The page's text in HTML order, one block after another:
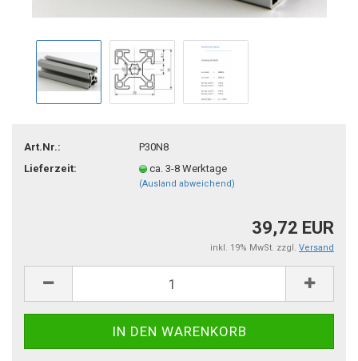
Art.Nr.:
P30N8
Lieferzeit:
ca. 3-8 Werktage
(Ausland abweichend)
39,72 EUR
inkl. 19% MwSt. zzgl. Versand